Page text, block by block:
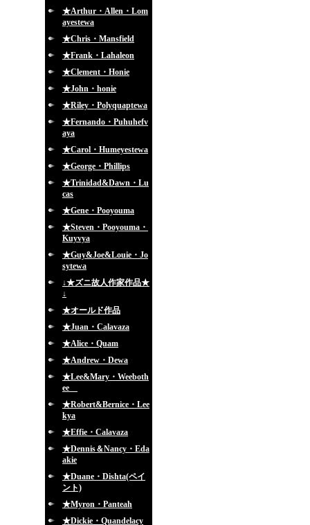
★Arthur・Allen・Lom
ayestewa
★Chris・Mansfield
★Frank・Lahaleon
★Clement・Honie
★John・honie
★Riley・Polyquaptewa
★Fernando・Puhuhefv
aya
★Carol・Humeyestewa
★George・Phillips
★Trinidad&Dawn・Lu
cas
★Gene・Pooyouma
★Steven・Pooyouma・
Kuyvya
★Guy&Joe&Louie・Jo
sytewa
↓★ズニ故人作家作品★
↓
★オールド作品
★Juan・Calavaza
★Alice・Quam
★Andrew・Dewa
★Lee&Mary・Weeboth
ee
★Robert&Bernice・Lee
kya
★Effie・Calavaza
★Dennis＆Nancy・Eda
akie
★Duane・Dishta(ペイ
ント)
★Myron・Panteah
★Dickie・Quandelacy